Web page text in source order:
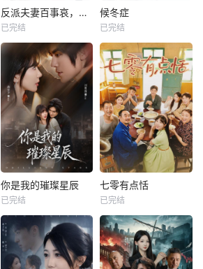
反派夫妻百事哀，今天在哪搞破坏
已完结
候冬症
已完结
你是我的璀璨星辰
已完结
七零有点恬
已完结